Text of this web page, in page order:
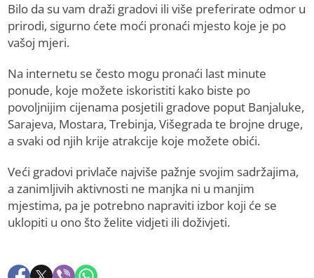
Bilo da su vam draži gradovi ili više preferirate odmor u
prirodi, sigurno ćete moći pronaći mjesto koje je po
vašoj mjeri.
Na internetu se često mogu pronaći last minute
ponude, koje možete iskoristiti kako biste po
povoljnijim cijenama posjetili gradove poput Banjaluke,
Sarajeva, Mostara, Trebinja, Višegrada te brojne druge,
a svaki od njih krije atrakcije koje možete obići.
Veći gradovi privlače najviše pažnje svojim sadržajima,
a zanimljivih aktivnosti ne manjka ni u manjim
mjestima, pa je potrebno napraviti izbor koji će se
uklopiti u ono što želite vidjeti ili doživjeti.